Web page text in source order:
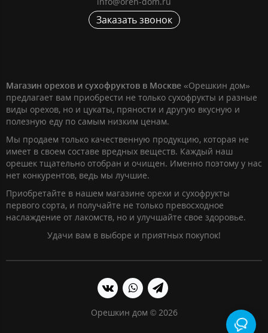
Заказать звонок
Магазин орехов и сухофруктов в Москве «Орешкин дом»
предлагает вам приобрести не только сухофрукты и разные
виды орехов, но и цукаты, пряности и другую вкусную и
полезную еду по самым низким ценам.
Мы продаем только качественную продукцию, которая не
имеет в своем составе вредных веществ. Каждый наш
орешек тщательно отобран и очищен. Именно поэтому у нас
нет конкурентов, ведь мы лучшие.
Приобретайте в нашем магазине орехи и сухофрукты
первого сорта, и получайте не только превосходное
наслаждение от лакомств, но и улучшайте свое здоровье.
Удачи вам в выборе и приятных покупок!
Орешкин дом © 2026